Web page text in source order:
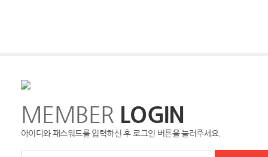
MEMBER LOGIN
아이디와 패스워드를 입력하신 후 로그인 버튼을 눌러주세요.